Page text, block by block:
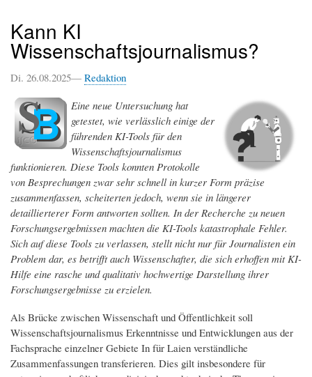
Kann KI
Wissenschaftsjournalismus?
Di. 26.08.2025— Redaktion
Eine neue Untersuchung hat
getestet, wie verlässlich einige der
führenden KI-Tools für den
Wissenschaftsjournalismus
funktionieren. Diese Tools konnten Protokolle
von Besprechungen zwar sehr schnell in kurzer Form präzise
zusammenfassen, scheiterten jedoch, wenn sie in längerer
detaillierterer Form antworten sollten. In der Recherche zu neuen
Forschungsergebnissen machten die KI-Tools katastrophale Fehler.
Sich auf diese Tools zu verlassen, stellt nicht nur für Journalisten ein
Problem dar, es betrifft auch Wissenschafter, die sich erhoffen mit KI-
Hilfe eine rasche und qualitativ hochwertige Darstellung ihrer
Forschungsergebnisse zu erzielen.
Als Brücke zwischen Wissenschaft und Öffentlichkeit soll
Wissenschaftsjournalismus Erkenntnisse und Entwicklungen aus der
Fachsprache einzelner Gebiete In für Laien verständliche
Zusammenfassungen transferieren. Dies gilt insbesondere für